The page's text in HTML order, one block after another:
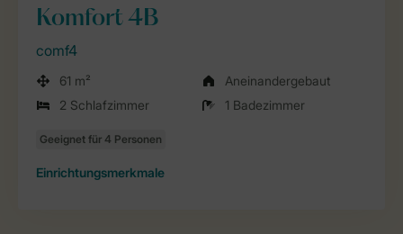
Komfort 4B
comf4
61 m²
Aneinandergebaut
2 Schlafzimmer
1 Badezimmer
Einrichtungsmerkmale